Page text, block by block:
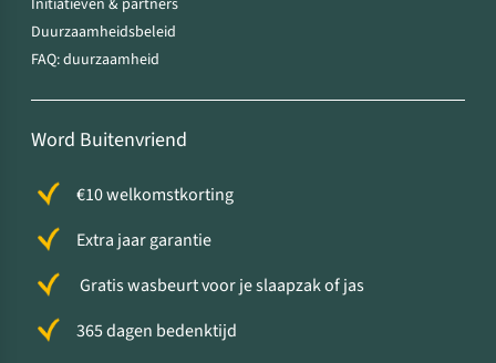
Initiatieven & partners
Duurzaamheidsbeleid
FAQ: duurzaamheid
Word Buitenvriend
€10 welkomstkorting
Extra jaar garantie
Gratis wasbeurt voor je slaapzak of jas
365 dagen bedenktijd